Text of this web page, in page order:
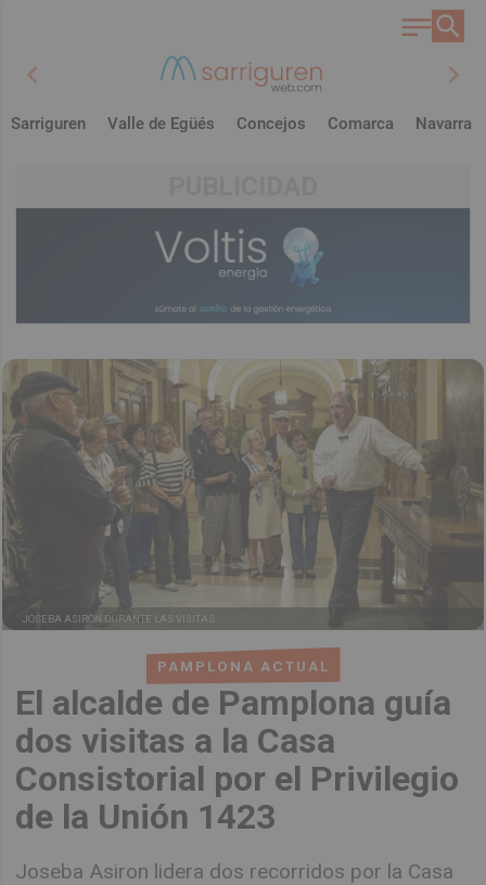
chevron_left chevron_right
Sarriguren Valle de Egüés Concejos Comarca Navarra
PAMPLONA ACTUAL
El alcalde de Pamplona guía
dos visitas a la Casa
Consistorial por el Privilegio
de la Unión 1423
Joseba Asiron lidera dos recorridos por la Casa
JOSEBA ASIRON DURANTE LAS VISITAS